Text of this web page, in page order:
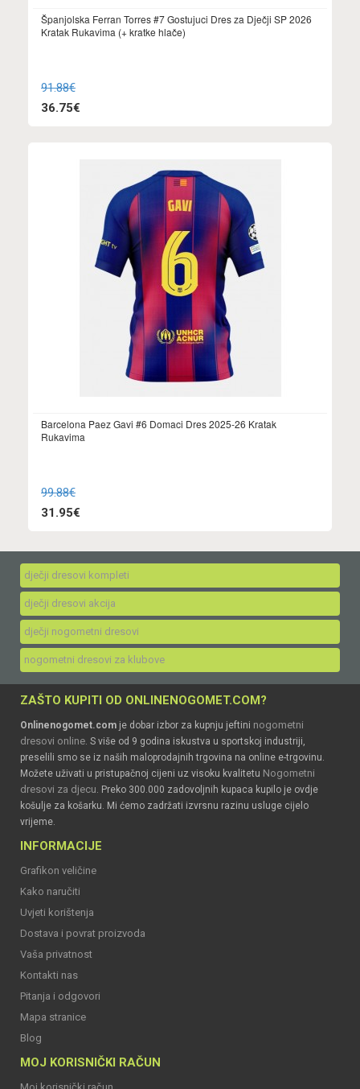
Španjolska Ferran Torres #7 Gostujuci Dres za Dječji SP 2026
Kratak Rukavima (+ kratke hlače)
91.88€
36.75€
Barcelona Paez Gavi #6 Domaci Dres 2025-26 Kratak
Rukavima
99.88€
31.95€
dječji dresovi kompleti
dječji dresovi akcija
dječji nogometni dresovi
nogometni dresovi za klubove
ZAŠTO KUPITI OD ONLINENOGOMET.COM?
Onlinenogomet.com je dobar izbor za kupnju jeftini nogometni
dresovi online. S više od 9 godina iskustva u sportskoj industriji,
preselili smo se iz naših maloprodajnih trgovina na online e-trgovinu.
Možete uživati u pristupačnoj cijeni uz visoku kvalitetu Nogometni
dresovi za djecu. Preko 300.000 zadovoljnih kupaca kupilo je ovdje
košulje za košarku. Mi ćemo zadržati izvrsnu razinu usluge cijelo
vrijeme.
INFORMACIJE
Grafikon veličine
Kako naručiti
Uvjeti korištenja
Dostava i povrat proizvoda
Vaša privatnost
Kontakti nas
Pitanja i odgovori
Mapa stranice
Blog
MOJ KORISNIČKI RAČUN